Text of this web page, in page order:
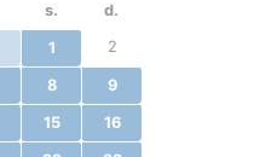
s. d.
1 2
8 9
15 16